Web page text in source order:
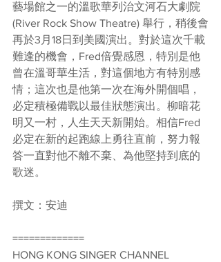
藝場館之一的溫歌華列治文河石大劇院
(River Rock Show Theatre) 舉行，稍後會
再於3月18日到美國演出。對於這次千載
難逢的機會，Fred倍覺感恩，特別是他
曾在溫哥華生活，對這個地方有特別感
情；這次也是他第一次在海外開個唱，
必定積極備戰以最佳狀態演出。柳暗花
明又一村，人生天天新開始。相信Fred
必定在新的起跑線上勇往直前，努力報
答一直對他不離不棄、為他堅持到底的
歌迷。
撰文：安迪
=============
HONG KONG SINGER CHANNEL